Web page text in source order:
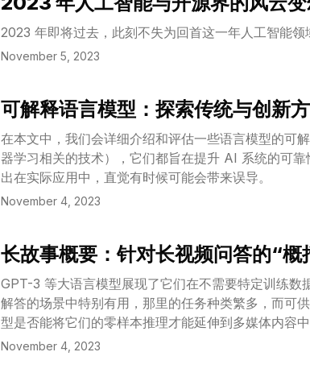
2023 年即将过去，此刻不失为回首这一年人工智能
November 5, 2023
View Article
可解释语言模型：探索传统与创新
在本文中，我们会详细介绍和评估一些语言模型的可
器学习相关的技术），它们都旨在提升 AI 系统的可
出在实际应用中，直觉有时候可能会带来误导。
November 4, 2023
View Article
长故事概要：针对长视频问答的“
GPT-3 等大语言模型展现了它们在不需要特定训练
解答的场景中特别有用，那里的任务种类繁多，而可
型是否能将它们的零样本推理才能延伸到多媒体内容
心作用。我们提出了一种名为“Long Story Short”的
November 4, 2023
View Article